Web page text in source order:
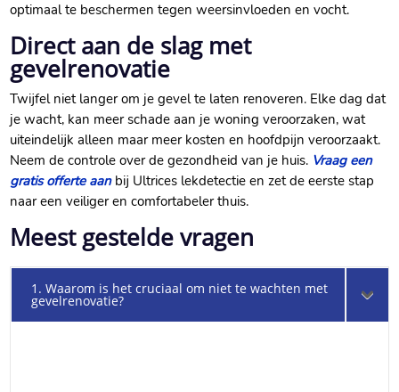
optimaal te beschermen tegen weersinvloeden en vocht.​
Direct aan de slag met
gevelrenovatie
Twijfel niet langer om je gevel te laten renoveren.​ Elke dag dat
je wacht, kan meer schade aan je woning veroorzaken, wat
uiteindelijk alleen maar meer kosten en hoofdpijn veroorzaakt.​
Neem de controle over de gezondheid van je huis.​ Vraag een
gratis offerte aanbij Ultrices lekdetectie en zet de eerste stap
naar een veiliger en comfortabeler thuis.​
Meest gestelde vragen
1. Waarom is het cruciaal om niet te wachten met
gevelrenovatie?